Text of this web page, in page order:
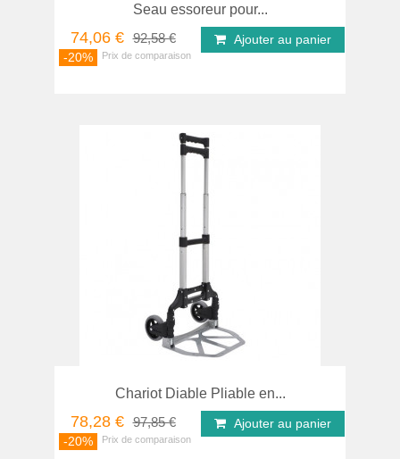
Seau essoreur pour...
74,06 € 92,58 €
-20%
Ajouter au panier
Chariot Diable Pliable en...
78,28 € 97,85 €
-20%
Ajouter au panier